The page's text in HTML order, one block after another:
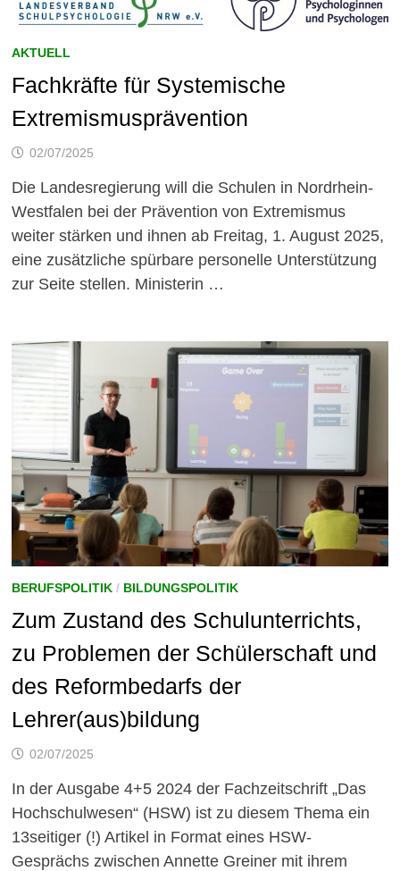
AKTUELL
Fachkräfte für Systemische
Extremismusprävention
02/07/2025
Die Landesregierung will die Schulen in Nordrhein-
Westfalen bei der Prävention von Extremismus
weiter stärken und ihnen ab Freitag, 1. August 2025,
eine zusätzliche spürbare personelle Unterstützung
zur Seite stellen. Ministerin …
BERUFSPOLITIK/ BILDUNGSPOLITIK
Zum Zustand des Schulunterrichts,
zu Problemen der Schülerschaft und
des Reformbedarfs der
Lehrer(aus)bildung
02/07/2025
In der Ausgabe 4+5 2024 der Fachzeitschrift „Das
Hochschulwesen“ (HSW) ist zu diesem Thema ein
13seitiger (!) Artikel in Format eines HSW-
Gesprächs zwischen Annette Greiner mit ihrem